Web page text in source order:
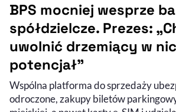
BPS mocniej wesprze
spółdzielcze. Prezes:
uwolnić drzemiący w
potencjał”
Wspólna platforma do sprzedaży
odroczone, zakupy biletów